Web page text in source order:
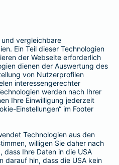
BarmeniaGothaer
SEITEN
ändern
melden